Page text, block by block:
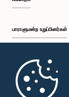
பாராளுமன்ற உறுப்பினர்கள்
முதற்பக்கம்